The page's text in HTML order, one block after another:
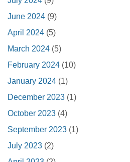
June 2024 (9)
April 2024 (5)
March 2024 (5)
February 2024 (10)
January 2024 (1)
December 2023 (1)
October 2023 (4)
September 2023 (1)
July 2023 (2)